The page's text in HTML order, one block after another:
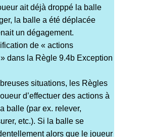
ait déjà droppé la balle
la balle a été déplacée
un dégagement.
de « actions
dans la Règle 9.4b Exception
situations, les Règles
d’effectuer des actions à
balle (par ex. relever,
etc.). Si la balle se
alors que le joueur